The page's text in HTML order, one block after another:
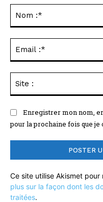
Enregistrer mon nom,
pour la prochaine fois que
Ce site utilise Akismet pour
plus sur la façon dont les
traitées.